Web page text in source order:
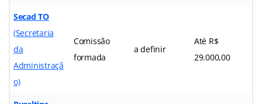
Secad TO
(Secretaria
da
Administraçã
o)
Comissão
formada
a definir
Até R$
29.000,00